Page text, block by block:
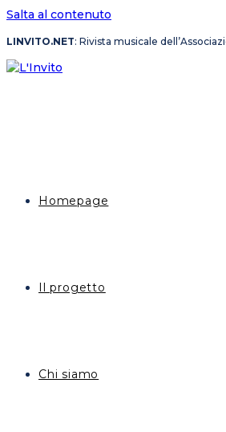
Salta al contenuto
LINVITO.NET: Rivista musicale
Homepage
Il progetto
Chi siamo